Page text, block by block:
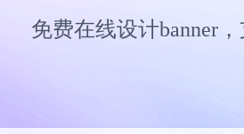
免费在线设计banner